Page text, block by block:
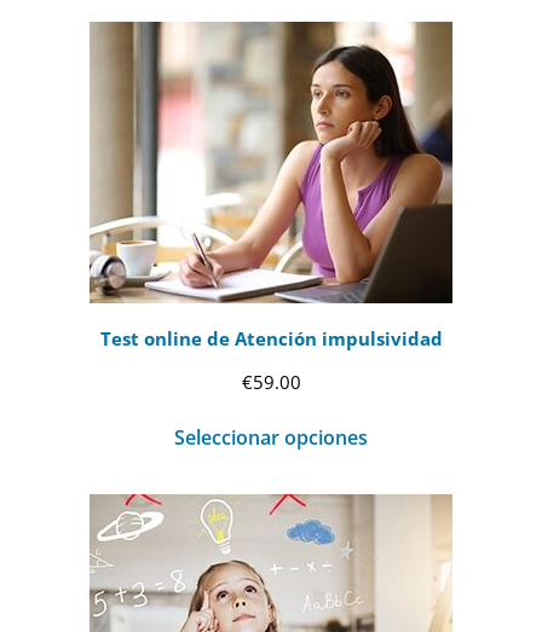
Test online de Atención impulsividad
€59.00
Seleccionar opciones